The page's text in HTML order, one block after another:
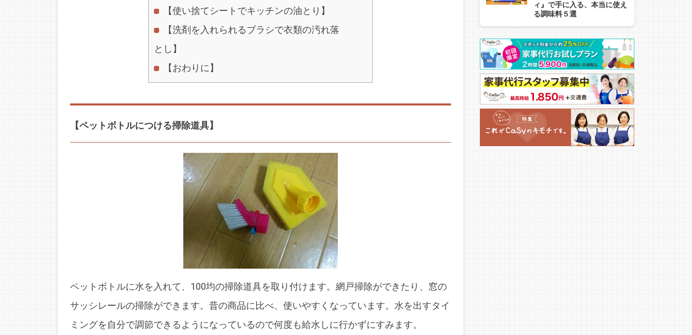
【使い捨てシートでキッチンの油とり】
【洗剤を入れられるブラシで衣類の汚れ落
とし】
【おわりに】
【ペットボトルにつける掃除道具】
ペットボトルに水を入れて、100均の掃除道具を取り付けます。網戸掃除ができたり、窓の
サッシレールの掃除ができます。昔の商品に比べ、使いやすくなっています。水を出すタイ
ミングを自分で調節できるようになっているので何度も給水しに行かずにすみます。
ィ』で手に入る、本当に使え
る調味料５選